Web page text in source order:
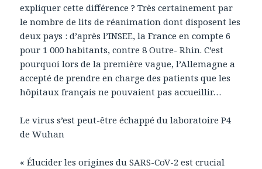
expliquer cette différence ? Très certainement par
le nombre de lits de réanimation dont disposent les
deux pays : d’après l’INSEE, la France en compte 6
pour 1 000 habitants, contre 8 Outre- Rhin. C’est
pourquoi lors de la première vague, l’Allemagne a
accepté de prendre en charge des patients que les
hôpitaux français ne pouvaient pas accueillir…
Le virus s’est peut-être échappé du laboratoire P4
de Wuhan
« Élucider les origines du SARS-CoV-2 est crucial